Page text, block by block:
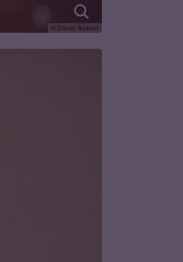
© Dieter Rütten